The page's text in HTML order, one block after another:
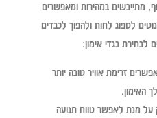
מתייבשים במהירות ומאפשרים
לספוג לחות ולהפוך לכבדים
לבחירת בגדי אימון:
זרימת אוויר טובה יותר
האימון.
מנת לאפשר טווח תנועה